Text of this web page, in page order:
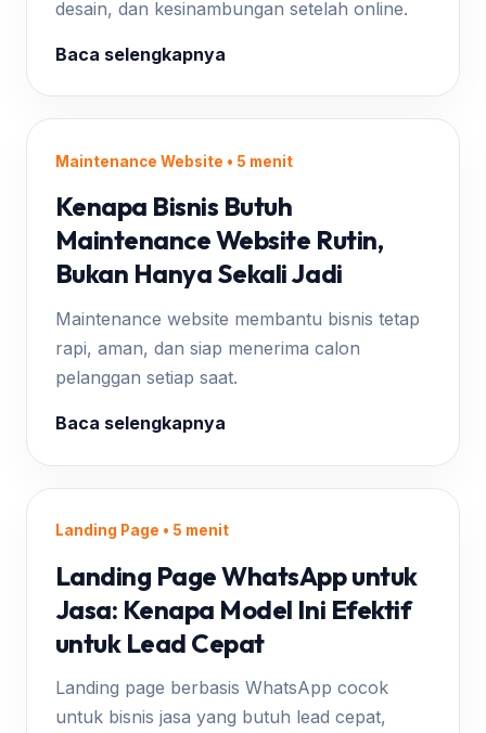
desain, dan kesinambungan setelah online.
Baca selengkapnya
Maintenance Website • 5 menit
Kenapa Bisnis Butuh
Maintenance Website Rutin,
Bukan Hanya Sekali Jadi
Maintenance website membantu bisnis tetap
rapi, aman, dan siap menerima calon
pelanggan setiap saat.
Baca selengkapnya
Landing Page • 5 menit
Landing Page WhatsApp untuk
Jasa: Kenapa Model Ini Efektif
untuk Lead Cepat
Landing page berbasis WhatsApp cocok
untuk bisnis jasa yang butuh lead cepat,